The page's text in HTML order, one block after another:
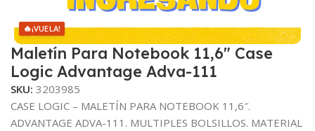
🔥¡VUELA!
Maletín Para Notebook 11,6″ Case
Logic Advantage Adva-111
SKU: 3203985
CASE LOGIC – MALETÍN PARA NOTEBOOK 11,6″.
ADVANTAGE ADVA-111. MULTIPLES BOLSILLOS. MATERIAL